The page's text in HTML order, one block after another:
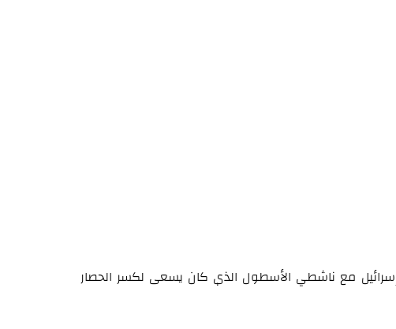
إسرائيل مع ناشطي الأسطول الذي كان يسعى لكسر الحصار